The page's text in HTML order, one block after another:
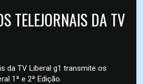
TELEJORNAIS DA TV
da TV Liberal g1 transmite os
1ª e 2ª Edição.